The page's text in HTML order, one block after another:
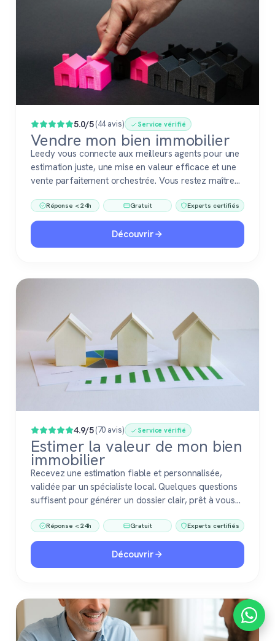
Populaire
5.0/5(44 avis) Service vérifié
Vendre mon bien immobilier
Leedy vous connecte aux meilleurs agents pour une
estimation juste, une mise en valeur efficace et une
vente parfaitement orchestrée. Vous restez maître
Réponse < 24h Gratuit Experts certifiés
Découvrir
4.9/5(70 avis) Service vérifié
Estimer la valeur de mon bien
immobilier
Recevez une estimation fiable et personnalisée,
validée par un spécialiste local. Quelques questions
suffisent pour générer un dossier clair, prêt à vous
immobilier. Gratuit, sans engagement, 100 %
confiance.
Réponse < 24h Gratuit Experts certifiés
Découvrir